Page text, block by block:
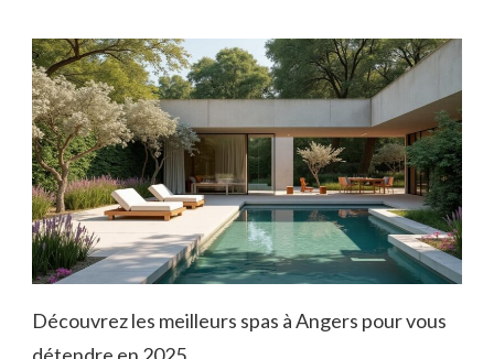
Découvrez les meilleurs spas à Angers pour vous